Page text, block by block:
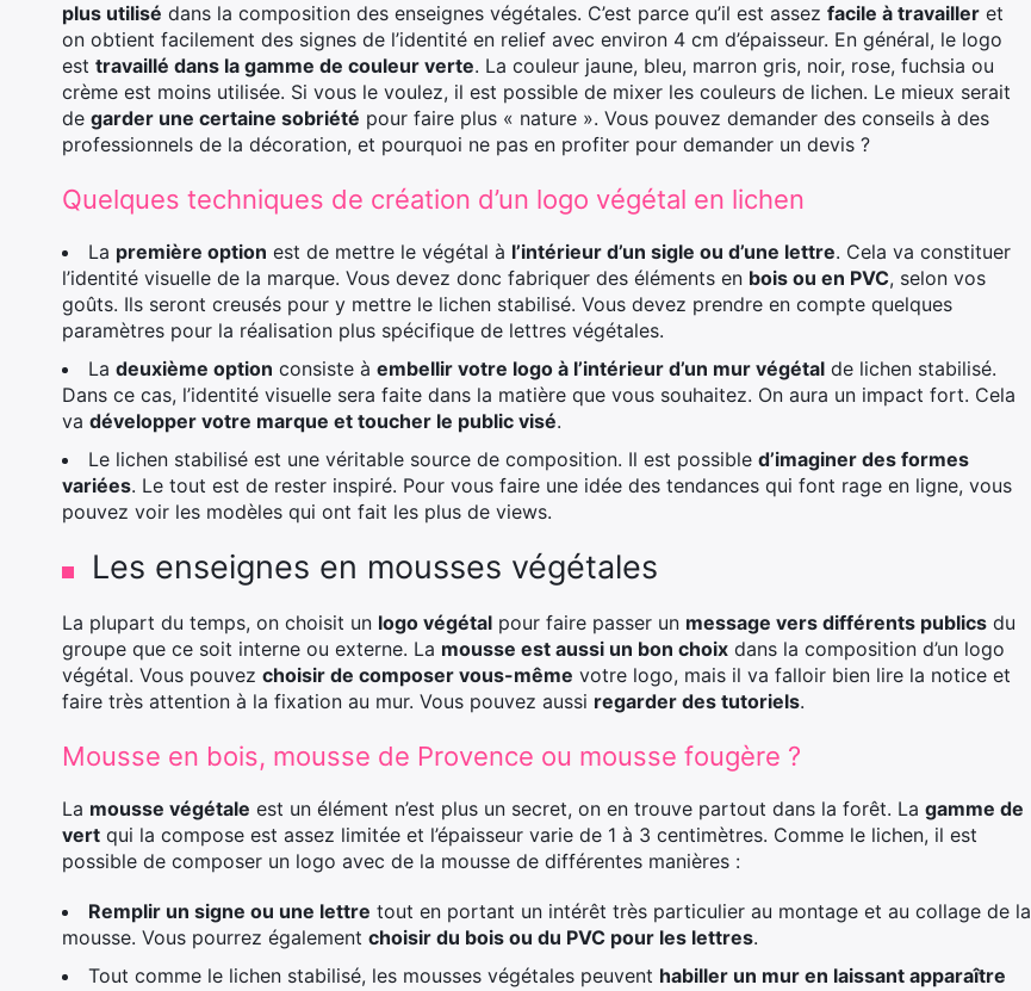
plus utilisé dans la composition des enseignes végétales. C’est parce qu’il est assez facile à travailler et
on obtient facilement des signes de l’identité en relief avec environ 4 cm d’épaisseur. En général, le logo
est travaillé dans la gamme de couleur verte. La couleur jaune, bleu, marron gris, noir, rose, fuchsia ou
crème est moins utilisée. Si vous le voulez, il est possible de mixer les couleurs de lichen. Le mieux serait
de garder une certaine sobriété pour faire plus « nature ». Vous pouvez demander des conseils à des
professionnels de la décoration, et pourquoi ne pas en profiter pour demander un devis ?
Quelques techniques de création d’un logo végétal en lichen
La première option est de mettre le végétal à l’intérieur d’un sigle ou d’une lettre. Cela va constituer
l’identité visuelle de la marque. Vous devez donc fabriquer des éléments en bois ou en PVC, selon vos
goûts. Ils seront creusés pour y mettre le lichen stabilisé. Vous devez prendre en compte quelques
paramètres pour la réalisation plus spécifique de lettres végétales.
La deuxième option consiste à embellir votre logo à l’intérieur d’un mur végétal de lichen stabilisé.
Dans ce cas, l’identité visuelle sera faite dans la matière que vous souhaitez. On aura un impact fort. Cela
va développer votre marque et toucher le public visé.
Le lichen stabilisé est une véritable source de composition. Il est possible d’imaginer des formes
variées. Le tout est de rester inspiré. Pour vous faire une idée des tendances qui font rage en ligne, vous
pouvez voir les modèles qui ont fait les plus de views.
Les enseignes en mousses végétales
La plupart du temps, on choisit un logo végétal pour faire passer un message vers différents publics du
groupe que ce soit interne ou externe. La mousse est aussi un bon choix dans la composition d’un logo
végétal. Vous pouvez choisir de composer vous-même votre logo, mais il va falloir bien lire la notice et
faire très attention à la fixation au mur. Vous pouvez aussi regarder des tutoriels.
Mousse en bois, mousse de Provence ou mousse fougère ?
La mousse végétale est un élément n’est plus un secret, on en trouve partout dans la forêt. La gamme de
vert qui la compose est assez limitée et l’épaisseur varie de 1 à 3 centimètres. Comme le lichen, il est
possible de composer un logo avec de la mousse de différentes manières :
Remplir un signe ou une lettre tout en portant un intérêt très particulier au montage et au collage de la
mousse. Vous pourrez également choisir du bois ou du PVC pour les lettres.
Tout comme le lichen stabilisé, les mousses végétales peuvent habiller un mur en laissant apparaître